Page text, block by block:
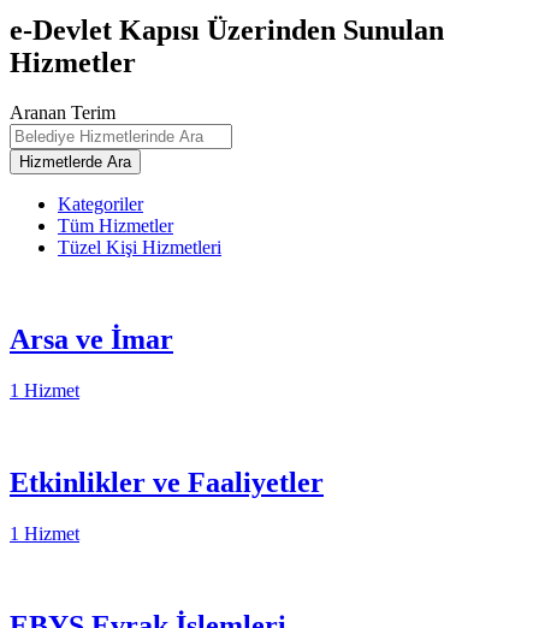
e-Devlet Kapısı Üzerinden Sunulan
Hizmetler
Aranan Terim
Kategoriler
Tüm Hizmetler
Tüzel Kişi Hizmetleri
Arsa ve İmar
1 Hizmet
Etkinlikler ve Faaliyetler
1 Hizmet